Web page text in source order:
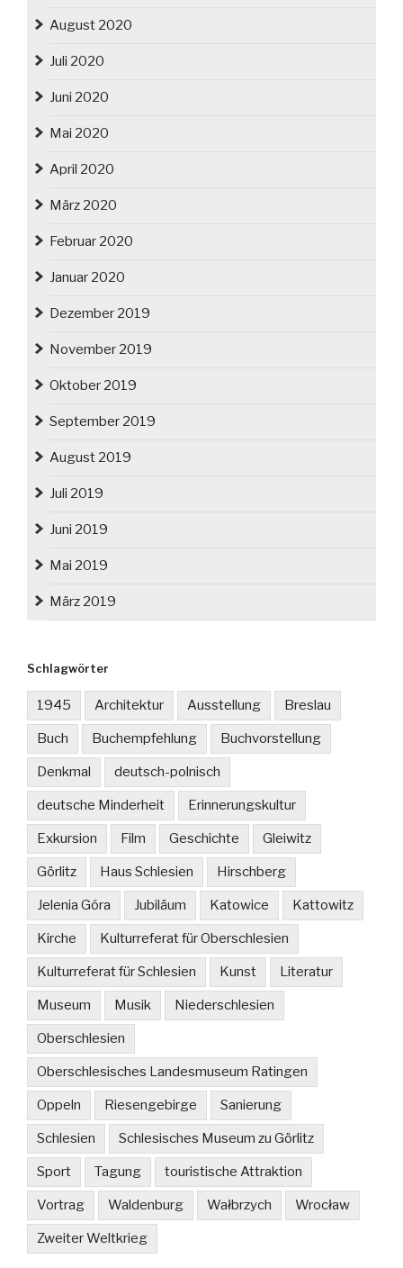
August 2020
Juli 2020
Juni 2020
Mai 2020
April 2020
März 2020
Februar 2020
Januar 2020
Dezember 2019
November 2019
Oktober 2019
September 2019
August 2019
Juli 2019
Juni 2019
Mai 2019
März 2019
Schlagwörter
1945 Architektur Ausstellung Breslau
Buch Buchempfehlung Buchvorstellung
Denkmal deutsch-polnisch
deutsche Minderheit Erinnerungskultur
Exkursion Film Geschichte Gleiwitz
Görlitz Haus Schlesien Hirschberg
Jelenia Góra Jubiläum Katowice Kattowitz
Kirche Kulturreferat für Oberschlesien
Kulturreferat für Schlesien Kunst Literatur
Museum Musik Niederschlesien
Oberschlesien
Oberschlesisches Landesmuseum Ratingen
Oppeln Riesengebirge Sanierung
Schlesien Schlesisches Museum zu Görlitz
Sport Tagung touristische Attraktion
Vortrag Waldenburg Wałbrzych Wrocław
Zweiter Weltkrieg